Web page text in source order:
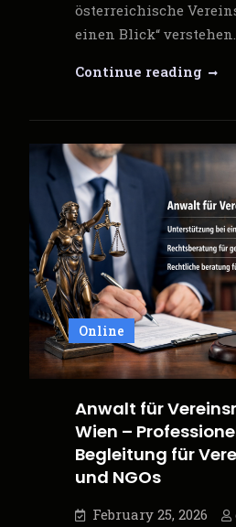
österreichische
einen Blick“
Continue readingDas
auf
einen
–
und
Online
Anwalt für
Wien –
Begleitung für
und NGOs
February 25, 2026